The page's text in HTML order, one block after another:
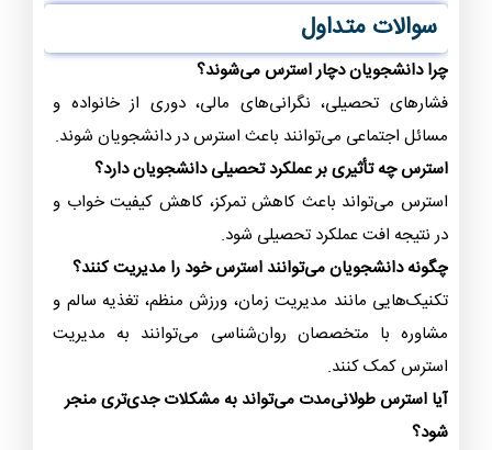
سوالات متداول
چرا دانشجویان دچار استرس می‌شوند؟
فشارهای تحصیلی، نگرانی‌های مالی، دوری از خانواده و
مسائل اجتماعی می‌توانند باعث استرس در دانشجویان شوند.
استرس چه تأثیری بر عملکرد تحصیلی دانشجویان دارد؟
استرس می‌تواند باعث کاهش تمرکز، کاهش کیفیت خواب و
در نتیجه افت عملکرد تحصیلی شود.
چگونه دانشجویان می‌توانند استرس خود را مدیریت کنند؟
تکنیک‌هایی مانند مدیریت زمان، ورزش منظم، تغذیه سالم و
مشاوره با متخصصان روان‌شناسی می‌توانند به مدیریت
استرس کمک کنند.
آیا استرس طولانی‌مدت می‌تواند به مشکلات جدی‌تری منجر
شود؟